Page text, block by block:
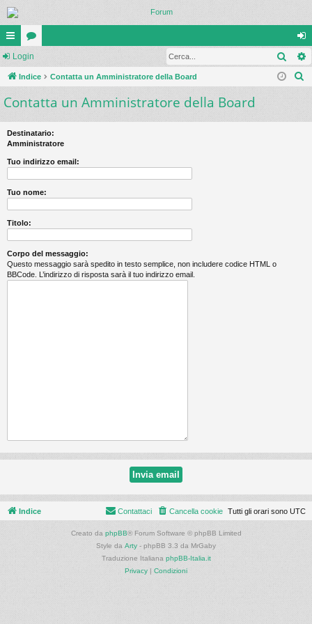
oll
eg
a
en
ti
R
idi
or
u
m
og
in
Login
Indice Contatta un Amministratore della Board
c
Contatta un Amministratore della Board
Destinatario:
Amministratore
Tuo indirizzo email:
Tuo nome:
Titolo:
Corpo del messaggio:
Questo messaggio sarà spedito in testo semplice, non includere codice HTML o
BBCode. L’indirizzo di risposta sarà il tuo indirizzo email.
Indice Tutti gli orari sono UTC
Cancella cookie
Contattaci
Creato da phpBB® Forum Software © phpBB Limited
Style da Arty - phpBB 3.3 da MrGaby
Traduzione Italiana phpBB-Italia.it
Privacy | Condizioni